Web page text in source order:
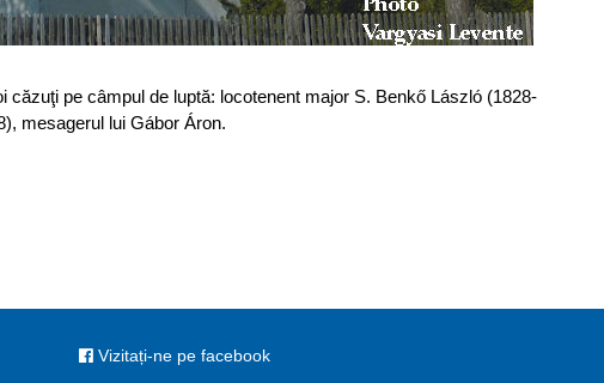
pe câmpul de luptă: locotenent major S. Benkő László (1828-
mesagerul lui Gábor Áron.
Vizitați-ne pe facebook